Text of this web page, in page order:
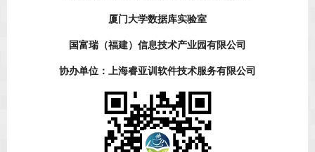
厦门大学数据库实验室
国富瑞（福建）信息技术产业园有限公司
协办单位：上海睿亚训软件技术服务有限公司